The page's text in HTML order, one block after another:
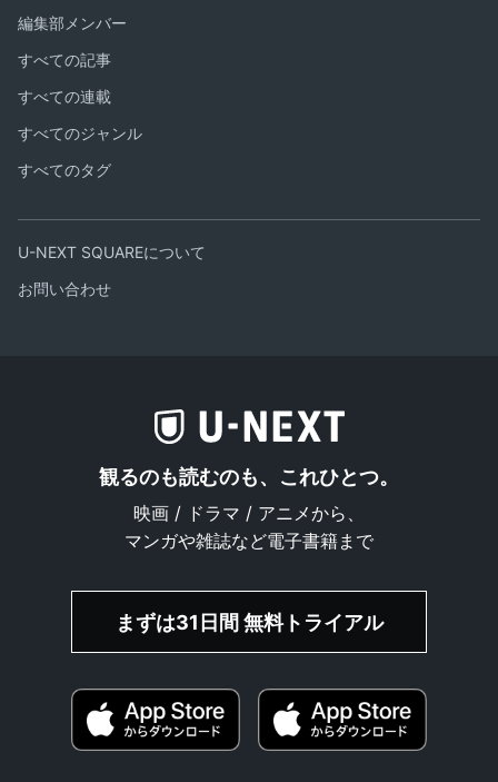
編集部メンバー
すべての記事
すべての連載
すべてのジャンル
すべてのタグ
U-NEXT SQUAREについて
お問い合わせ
観るのも読むのも、これひとつ。
映画 / ドラマ / アニメから、
マンガや雑誌など電子書籍まで
まずは31日間 無料トライアル